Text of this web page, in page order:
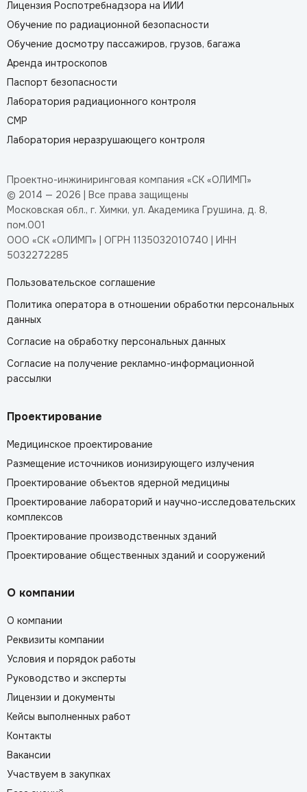
Лицензия Роспотребнадзора на ИИИ
Обучение по радиационной безопасности
Обучение досмотру пассажиров, грузов, багажа
Аренда интроскопов
Паспорт безопасности
Лаборатория радиационного контроля
СМР
Лаборатория неразрушающего контроля
Проектно-инжиниринговая компания «СК «ОЛИМП»
© 2014 — 2026 | Все права защищены
Московская обл., г. Химки, ул. Академика Грушина, д. 8,
пом.001
ООО «СК «ОЛИМП» | ОГРН 1135032010740 | ИНН
5032272285
Пользовательское соглашение
Политика оператора в отношении обработки персональных
данных
Согласие на обработку персональных данных
Согласие на получение рекламно-информационной
рассылки
Проектирование
Медицинское проектирование
Размещение источников ионизирующего излучения
Проектирование объектов ядерной медицины
Проектирование лабораторий и научно-исследовательских
комплексов
Проектирование производственных зданий
Проектирование общественных зданий и сооружений
О компании
О компании
Реквизиты компании
Условия и порядок работы
Руководство и эксперты
Лицензии и документы
Кейсы выполненных работ
Контакты
Вакансии
Участвуем в закупках